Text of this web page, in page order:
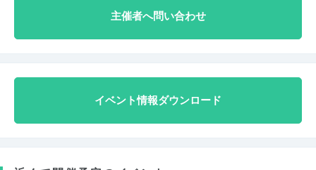
主催者へ問い合わせ
イベント情報ダウンロード